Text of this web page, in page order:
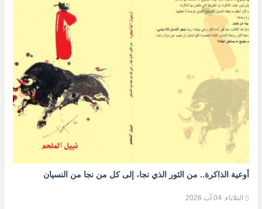
أوعية الذاكرة.. من الثور الذي نجا، إلى كل من نجا من النسيان
الثلاثاء, 04 آب 2026